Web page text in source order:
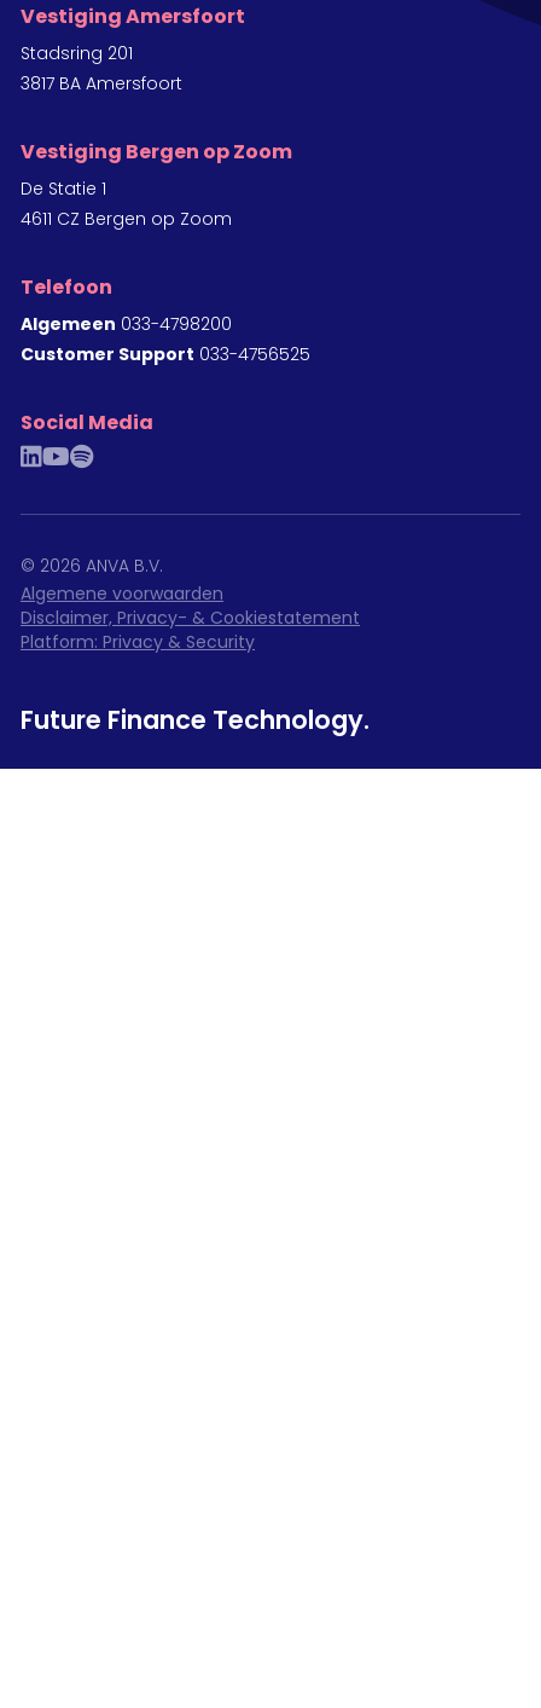
Vestiging Amersfoort
Stadsring 201
3817 BA Amersfoort
Vestiging Bergen op Zoom
De Statie 1
4611 CZ Bergen op Zoom
Telefoon
Algemeen 033-4798200
Customer Support 033-4756525
Social Media
linkedinyoutubespotify
© 2026 ANVA B.V.
Algemene voorwaarden
Disclaimer, Privacy- & Cookiestatement
Platform: Privacy & Security
Future Finance Technology.